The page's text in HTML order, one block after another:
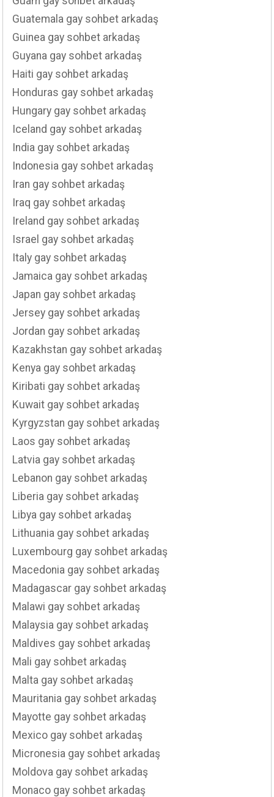
Guatemala gay sohbet arkadaş
Guinea gay sohbet arkadaş
Guyana gay sohbet arkadaş
Haiti gay sohbet arkadaş
Honduras gay sohbet arkadaş
Hungary gay sohbet arkadaş
Iceland gay sohbet arkadaş
India gay sohbet arkadaş
Indonesia gay sohbet arkadaş
Iran gay sohbet arkadaş
Iraq gay sohbet arkadaş
Ireland gay sohbet arkadaş
Israel gay sohbet arkadaş
Italy gay sohbet arkadaş
Jamaica gay sohbet arkadaş
Japan gay sohbet arkadaş
Jersey gay sohbet arkadaş
Jordan gay sohbet arkadaş
Kazakhstan gay sohbet arkadaş
Kenya gay sohbet arkadaş
Kiribati gay sohbet arkadaş
Kuwait gay sohbet arkadaş
Kyrgyzstan gay sohbet arkadaş
Laos gay sohbet arkadaş
Latvia gay sohbet arkadaş
Lebanon gay sohbet arkadaş
Liberia gay sohbet arkadaş
Libya gay sohbet arkadaş
Lithuania gay sohbet arkadaş
Luxembourg gay sohbet arkadaş
Macedonia gay sohbet arkadaş
Madagascar gay sohbet arkadaş
Malawi gay sohbet arkadaş
Malaysia gay sohbet arkadaş
Maldives gay sohbet arkadaş
Mali gay sohbet arkadaş
Malta gay sohbet arkadaş
Mauritania gay sohbet arkadaş
Mayotte gay sohbet arkadaş
Mexico gay sohbet arkadaş
Micronesia gay sohbet arkadaş
Moldova gay sohbet arkadaş
Monaco gay sohbet arkadaş